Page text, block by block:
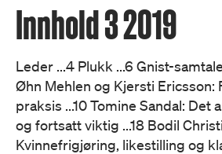
Innhold 3 2019
Leder ...4 Plukk ...6 Gnist-
Øhn Mehlen og Kjersti Ericsson:
praksis ...10 Tomine Sandal: Det
og fortsatt viktig ...18 Bodil
Kvinnefrigjøring, likestilling og